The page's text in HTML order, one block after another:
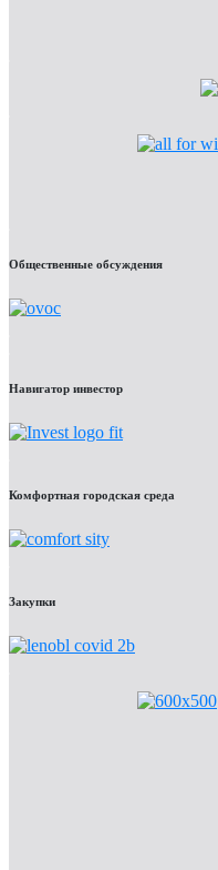
Общественные обсуждения
Навигатор инвестор
Комфортная городская среда
Закупки